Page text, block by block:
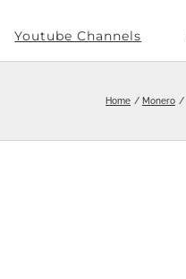
Youtube Channels
Home Monero